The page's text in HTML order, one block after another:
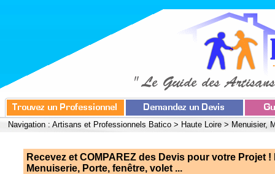
Navigation : Artisans et Professionnels Batico > Haute Loire > Menuisier,
Recevez et COMPAREZ des Devis pour votre Projet !
Menuiserie, Porte, fenêtre, volet ...